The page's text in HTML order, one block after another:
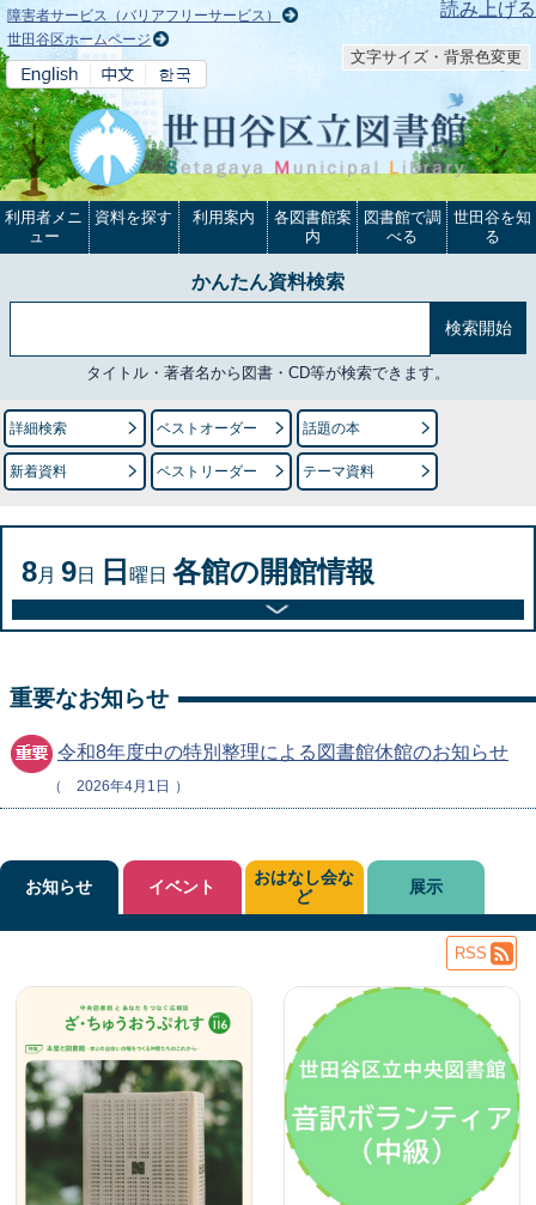
本文へ 読み上げる
障害者サービス（バリアフリーサービス）
世田谷区ホームページ
文字サイズ・背景色変更
利用者メニ
ュー
資料を探す 利用案内
各図書館案
内
図書館で調
べる
世田谷を知
る
かんたん資料検索
タイトル・著者名から図書・CD等が検索できます。
詳細検索 ベストオーダー 話題の本
新着資料 ベストリーダー テーマ資料
8月 9日 日 曜日 各館の開館情報
重要なお知らせ
令和8年度中の特別整理による図書館休館のお知らせ
2026年4月1日
お知らせ イベント
おはなし会な
ど
展示
RSS